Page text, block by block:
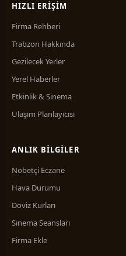
HIZLI ERIŞIM
Firma Rehberi
Trabzon Hakkında
Gezilecek Yerler
Yerel Haberler
Etkinlik & Sinema
Ulaşım Planlayıcısı
ANLIK BILGILER
Nöbetçi Eczane
Hava Durumu
Döviz Kurları
Sinema Seansları
Firma Ekle